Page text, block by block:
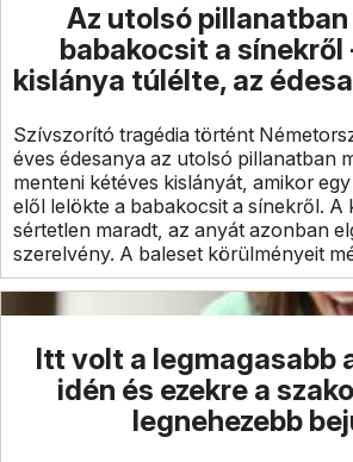
Az utolsó
babakocsit a sínekről
kislánya túlélte, az
Szívszorító tragédia történt
éves édesanya az utolsó pillanatban
menteni kétéves kislányát, amikor
elől lelökte a babakocsit a sínekről. A
sértetlen maradt, az anyát azonban
szerelvény. A baleset körülményeit
Itt volt a legmagasabb
idén és ezekre a
legnehezebb